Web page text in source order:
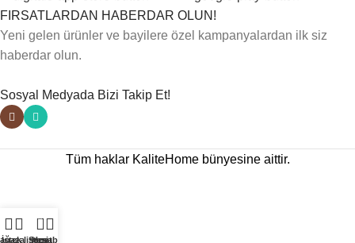
FIRSATLARDAN HABERDAR OLUN!
Yeni gelen ürünler ve bayilere özel kampanyalardan ilk siz
haberdar olun.
Sosyal Medyada Bizi Takip Et!
Tüm haklar KaliteHome bünyesine aittir.
İstek listesi
0
Sepet
Hesabım